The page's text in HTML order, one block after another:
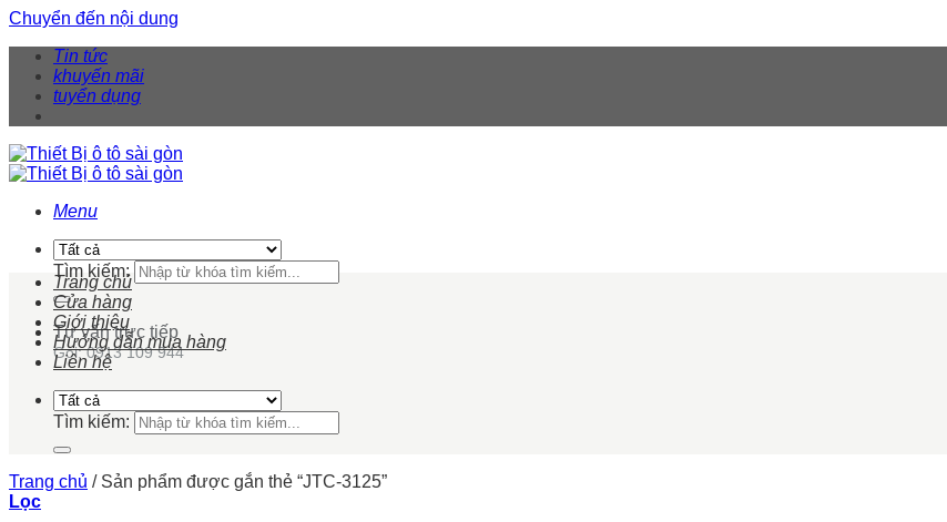
Chuyển đến nội dung
Tin tức
khuyến mãi
tuyển dụng
Menu
Tìm kiếm:
Tư vấn trực tiếp
Gọi: 0913 109 944
Trang chủ
Cửa hàng
Giới thiệu
Hướng dẫn mua hàng
Liên hệ
Tìm kiếm:
Trang chủ /Sản phẩm được gắn thẻ “JTC-3125”
Lọc